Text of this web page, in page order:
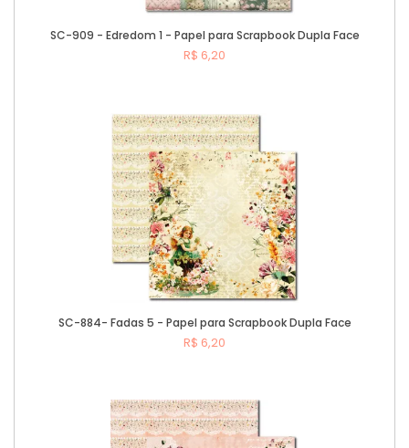
SC-909 - Edredom 1 - Papel para Scrapbook Dupla Face
R$ 6,20
SC-884- Fadas 5 - Papel para Scrapbook Dupla Face
R$ 6,20